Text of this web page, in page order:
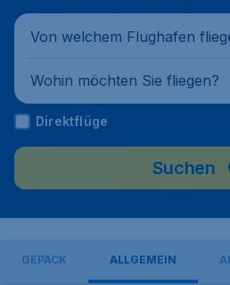
Von welchem Flughafen
Wohin möchten Sie fliegen?
Direktflüge
Suchen
GEPÄCK ALLGEMEIN